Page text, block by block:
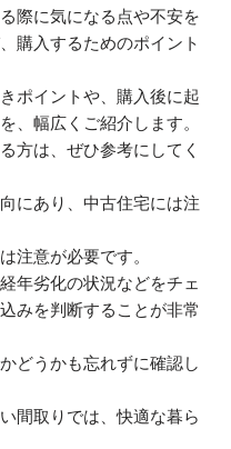
際に気になる点や不安を
購入するためのポイント
ポイントや、購入後に起
、幅広くご紹介します。
方は、ぜひ参考にしてく
にあり、中古住宅には注
注意が必要です。
年劣化の状況などをチェ
みを判断することが非常
どうかも忘れずに確認し
間取りでは、快適な暮ら